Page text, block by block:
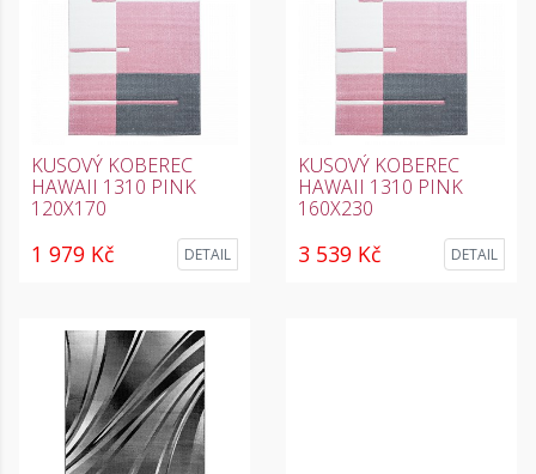
KUSOVÝ KOBEREC
HAWAII 1310 PINK
120X170
1 979 Kč DETAIL
KUSOVÝ KOBEREC
HAWAII 1310 PINK
160X230
3 539 Kč DETAIL